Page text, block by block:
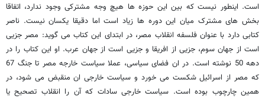
است. اینطور نیست که بین این حوزه ها هیچ وجه مشترکی وجود ندارد، اتفاقا
بخش های مشترک میان این دوره ها زیاد است اما دقیقا یکسان نیست. ناصر
کتابی دارد با عنوان فلسفه انقلاب مصر، در ابتدای این کتاب می گوید: مصر جزیی
است از جهان سوم، جزیی از افریقا و جزیی است از جهان عرب. او این کتاب را در
دهه 50 نوشته است. در ان فضای سیاسی، عملا سیاست خارجه مصر تا جنگ 67
که مصر از اسرائیل شکست می خورد و سیاست خارجی ان منقبض می شود، در
همین چارچوب بوده است. سیاست خارجی سادات که آن را انقلاب تصحیح یا